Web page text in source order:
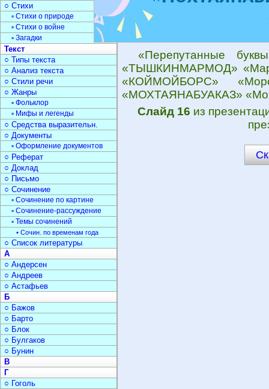
«Перепутанные
«ТЫШКИНМАРМОД»
«КОЙМОЙБОРС»
«МОХТАЯНАБУАКАЗ»
Слайд 16 из
○ Стихи
▫ Стихи о природе
▫ Стихи о войне
▫ Загадки
Текст
○ Типы текста
○ Анализ текста
○ Стили речи
○ Жанры
▫ Фольклор
▫ Мифы и легенды
○ Средства выразительн.
○ Документы
▫ Оформление документов
○ Реферат
○ Доклад
○ Письмо
○ Сочинение
▫ Сочинение по картине
▫ Сочинение-рассуждение
▫ Темы сочинений
• Сочин. по временам года
○ Список литературы
А
○ Андерсен
○ Андреев
○ Астафьев
Б
○ Бажов
○ Барто
○ Блок
○ Булгаков
○ Бунин
В
Г
○ Гоголь